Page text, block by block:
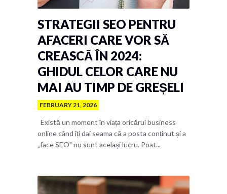
STRATEGII SEO PENTRU
AFACERI CARE VOR SĂ
CREASCĂ ÎN 2024:
GHIDUL CELOR CARE NU
MAI AU TIMP DE GREȘELI
FEBRUARY 21, 2026
Există un moment în viața oricărui business
online când îți dai seama că a posta conținut și a
„face SEO" nu sunt același lucru. Poat...